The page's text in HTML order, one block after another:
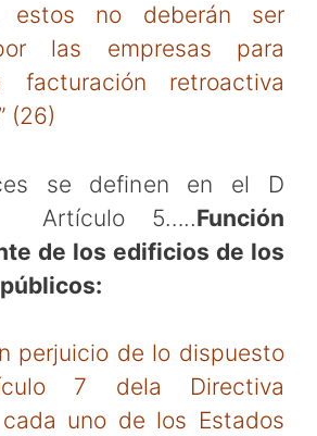
estos no deberán ser
las empresas para
facturación retroactiva
(26)
se definen en el D
Artículo 5…..Función
de los edificios de los
de lo dispuesto
7 dela Directiva
cada uno de los Estados